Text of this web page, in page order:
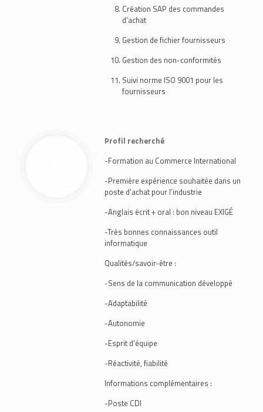
Création SAP des commandes
d’achat
Gestion de fichier fournisseurs
Gestion des non-conformités
Suivi norme ISO 9001 pour les
fournisseurs
Profil recherché
-Formation au Commerce International
-Première expérience souhaitée dans un
poste d’achat pour l’industrie
-Anglais écrit + oral : bon niveau EXIGÉ
-Très bonnes connaissances outil
informatique
Qualités/savoir-être :
-Sens de la communication développé
-Adaptabilité
-Autonomie
-Esprit d’équipe
-Réactivité, fiabilité
Informations complémentaires :
-Poste CDI